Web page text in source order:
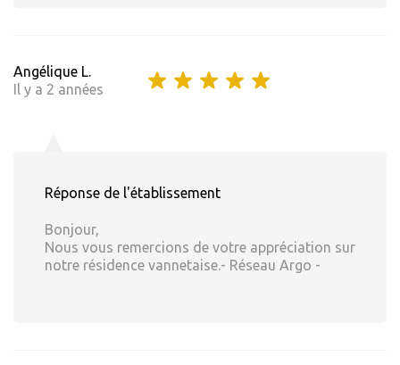
Angélique L.
Il y a 2 années
Réponse de l'établissement
Bonjour,
Nous vous remercions de votre appréciation sur
notre résidence vannetaise.- Réseau Argo -